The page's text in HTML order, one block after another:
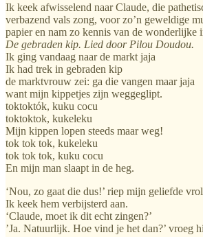
Ik keek afwisselend naar Claude, die
verbazend vals zong, voor zo’n geweldige
papier en nam zo kennis van de wonderlijke
De gebraden kip. Lied door Pilou Doudou.
Ik ging vandaag naar de markt jaja
Ik had trek in gebraden kip
de marktvrouw zei: ga die vangen maar jaja
want mijn kippetjes zijn weggeglipt.
toktoktók, kuku cocu
toktoktok, kukeleku
Mijn kippen lopen steeds maar weg!
tok tok tok, kukeleku
tok tok tok, kuku cocu
En mijn man slaapt in de heg.
‘Nou, zo gaat die dus!’ riep mijn geliefde
Ik keek hem verbijsterd aan.
‘Claude, moet ik dit echt zingen?’
’Ja. Natuurlijk. Hoe vind je het dan?’ vroeg